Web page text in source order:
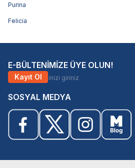
Purina
Felicia
E-BÜLTENİMİZE ÜYE OLUN!
Kayıt Ol
SOSYAL MEDYA